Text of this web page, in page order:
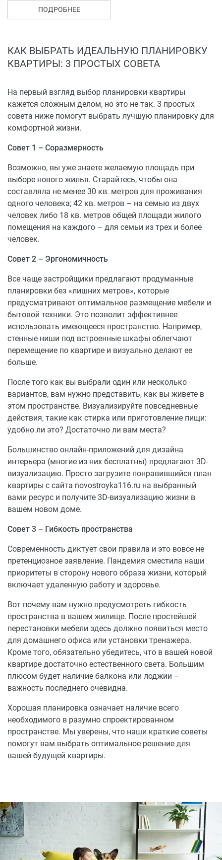
дорогу от ЖК находятся 1 частный и 2 муниципальных
детских сада, средняя школа, КГАСУ. Рядом доступны
клиники.
ПОДРОБНЕЕ
КАК ВЫБРАТЬ ИДЕАЛЬНУЮ ПЛАНИРОВКУ
КВАРТИРЫ: 3 ПРОСТЫХ СОВЕТА
На первый взгляд выбор планировки квартиры
кажется сложным делом, но это не так. 3 простых
совета ниже помогут выбрать лучшую планировку для
комфортной жизни.
Совет 1 – Соразмерность
Возможно, вы уже знаете желаемую площадь при
выборе нового жилья. Старайтесь, чтобы она
составляла не менее 30 кв. метров для проживания
одного человека; 42 кв. метров – на семью из двух
человек либо 18 кв. метров общей площади жилого
помещения на каждого – для семьи из трех и более
человек.
Совет 2 – Эргономичность
Все чаще застройщики предлагают продуманные
планировки без «лишних метров», которые
предусматривают оптимальное размещение мебели и
бытовой техники. Это позволит эффективнее
использовать имеющееся пространство. Например,
стенные ниши под встроенные шкафы облегчают
перемещение по квартире и визуально делают ее
больше.
После того как вы выбрали один или несколько
вариантов, вам нужно представить, как вы живете в
этом пространстве. Визуализируйте повседневные
действия, такие как стирка или приготовление пищи:
удобно ли это? Достаточно ли вам места?
Большинство онлайн-приложений для дизайна
интерьера (многие из них бесплатны) предлагают 3D-
визуализацию. Просто загрузите понравившийся план
квартиры с сайта novostroyka116.ru на выбранный
вами ресурс и получите 3D-визуализацию жизни в
вашем новом доме.
Совет 3 – Гибкость пространства
Современность диктует свои правила и это вовсе не
претенциозное заявление. Пандемия сместила наши
приоритеты в сторону нового образа жизни, который
включает удаленную работу и здоровье.
Вот почему вам нужно предусмотреть гибкость
пространства в вашем жилище. После простейшей
перестановки мебели здесь должно появиться место
для домашнего офиса или установки тренажера.
Кроме того, обязательно убедитесь, что в вашей новой
квартире достаточно естественного света. Большим
плюсом будет наличие балкона или лоджии –
важность последнего очевидна.
Хорошая планировка означает наличие всего
необходимого в разумно спроектированном
пространстве. Мы уверены, что наши краткие советы
помогут вам выбрать оптимальное решение для
вашей будущей квартиры.